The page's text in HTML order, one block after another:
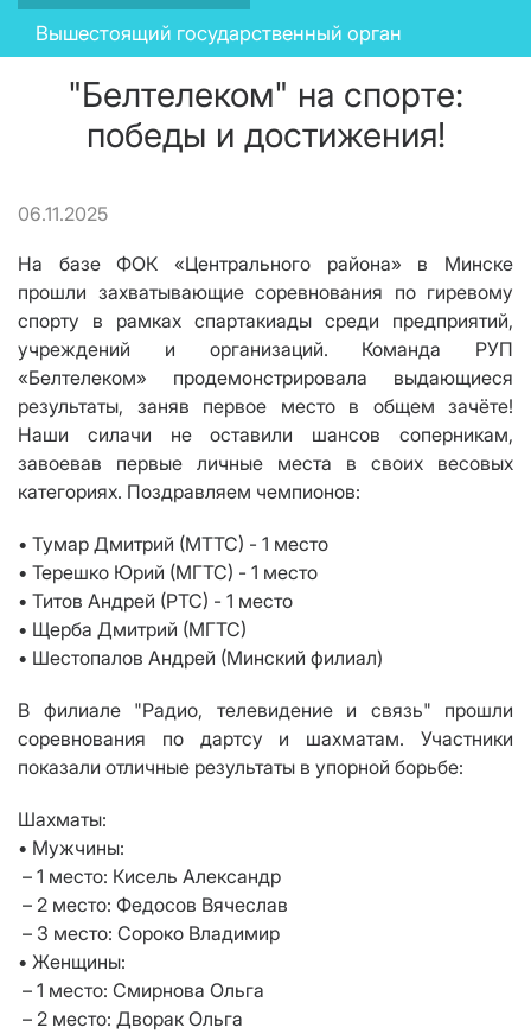
Вышестоящий государственный орган
"Белтелеком" на спорте:
победы и достижения!
06.11.2025
На базе ФОК «Центрального района» в Минске
прошли захватывающие соревнования по гиревому
спорту в рамках спартакиады среди предприятий,
учреждений и организаций. Команда РУП
«Белтелеком» продемонстрировала выдающиеся
результаты, заняв первое место в общем зачёте!
Наши силачи не оставили шансов соперникам,
завоевав первые личные места в своих весовых
категориях. Поздравляем чемпионов:
• Тумар Дмитрий (МТТС) - 1 место
• Терешко Юрий (МГТС) - 1 место
• Титов Андрей (РТС) - 1 место
• Щерба Дмитрий (МГТС)
• Шестопалов Андрей (Минский филиал)
В филиале "Радио, телевидение и связь" прошли
соревнования по дартсу и шахматам. Участники
показали отличные результаты в упорной борьбе:
Шахматы:
• Мужчины:
– 1 место: Кисель Александр
– 2 место: Федосов Вячеслав
– 3 место: Сороко Владимир
• Женщины:
– 1 место: Смирнова Ольга
– 2 место: Дворак Ольга